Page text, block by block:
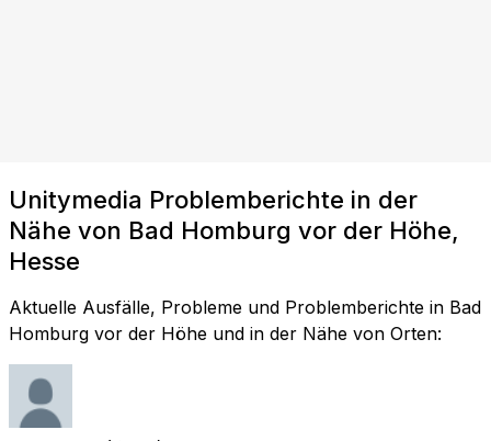
Unitymedia Problemberichte in der
Nähe von Bad Homburg vor der Höhe,
Hesse
Aktuelle Ausfälle, Probleme und Problemberichte in Bad
Homburg vor der Höhe und in der Nähe von Orten: